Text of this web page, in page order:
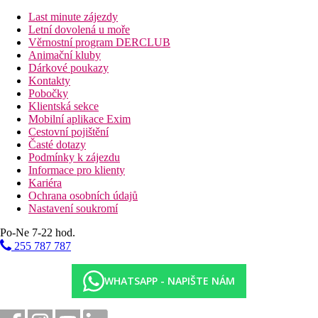
recepci).
Ostatní typy pokojů(pokud není uvedeno jinak, mají pokoje
výše uvedené vybavení)
Dvoulůžkový pokoj ECONOMY, Výhled moře:
cenově zvýhodněná nabídka, pokoje jsou umístěné v 1.
patře a mají menší balkón
Dvoulůžkový pokoj Superior, Výhled moře:
vyšším patře (3. nebo 5. patro), župany, káva/čaj
Dvoulůžkový pokoj Premium, Výhled moře:
jsou umístěné v 7. patře a mají "top" výhled na moře
Suita, Výhled moře:
káva/čaj
Junior Suita, Výhled moře:
obývací částí a sedačkou umístěné ve 2., 6. nebo 7. patře,
župany, káva/čaj
SMART Suita, Výhled moře:
umístěné v 6. patře, župany, kávovar, káva/čaj
Písčitá pláž Santa Ponsa s pozvolným vstupem do moře je
vzdálená cca 1 km.
Stravování
Last minute zájezdy
Letní dovolená u moře
Věrnostní program DERCLUB
Animační kluby
Dárkové poukazy
Kontakty
Pobočky
Klientská sekce
Mobilní aplikace Exim
Cestovní pojištění
Časté dotazy
Podmínky k zájezdu
Informace pro klienty
Kariéra
Ochrana osobních údajů
Nastavení soukromí
Po-Ne 7-22 hod.
255 787 787
WHATSAPP - NAPIŠTE NÁM